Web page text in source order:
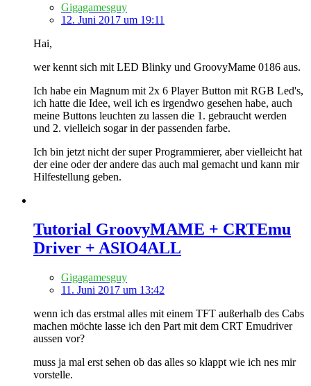
Gigagamesguy
12. Juni 2017 um 19:11
Hai,
wer kennt sich mit LED Blinky und GroovyMame 0186 aus.
Ich habe ein Magnum mit 2x 6 Player Button mit RGB Led's,
ich hatte die Idee, weil ich es irgendwo gesehen habe, auch
meine Buttons leuchten zu lassen die 1. gebraucht werden
und 2. vielleich sogar in der passenden farbe.
Ich bin jetzt nicht der super Programmierer, aber vielleicht hat
der eine oder der andere das auch mal gemacht und kann mir
Hilfestellung geben.
Tutorial GroovyMAME + CRTEmu
Driver + ASIO4ALL
Gigagamesguy
11. Juni 2017 um 13:42
wenn ich das erstmal alles mit einem TFT außerhalb des Cabs
machen möchte lasse ich den Part mit dem CRT Emudriver
aussen vor?
muss ja mal erst sehen ob das alles so klappt wie ich nes mir
vorstelle.